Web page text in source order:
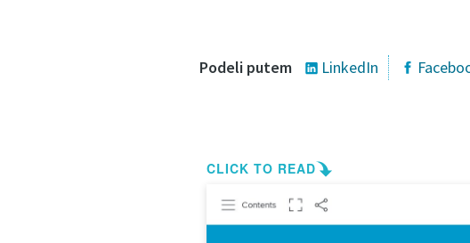
Podeli putem LinkedIn